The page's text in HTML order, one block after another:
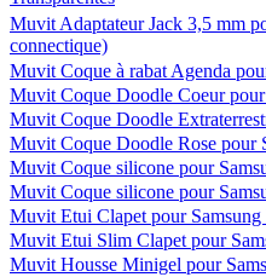
Muvit Adaptateur Jack 3,5 mm
connectique)
Muvit Coque à rabat Agenda
Muvit Coque Doodle Coeur
Muvit Coque Doodle
Muvit Coque Doodle Rose pour
Muvit Coque silicone pour
Muvit Coque silicone pour
Muvit Etui Clapet pour
Muvit Etui Slim Clapet pour
Muvit Housse Minigel pour